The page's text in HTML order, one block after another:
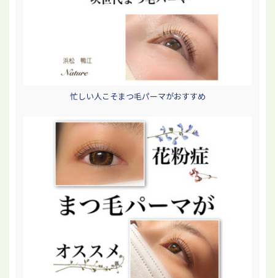
忙しい人こそまつ毛パーマがおすすめ